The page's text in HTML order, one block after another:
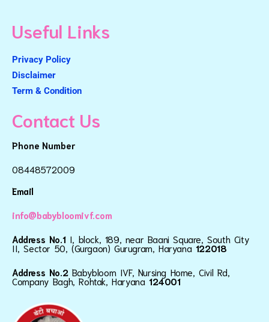
Useful Links
Privacy Policy
Disclaimer
Term & Condition
Contact Us
Phone Number
08448572009
Email
info@babybloomivf.com
Address No.1 I, block, 189, near Baani Square, South City
II, Sector 50, (Gurgaon) Gurugram, Haryana 122018
Address No.2 Babybloom IVF, Nursing Home, Civil Rd,
Company Bagh, Rohtak, Haryana124001